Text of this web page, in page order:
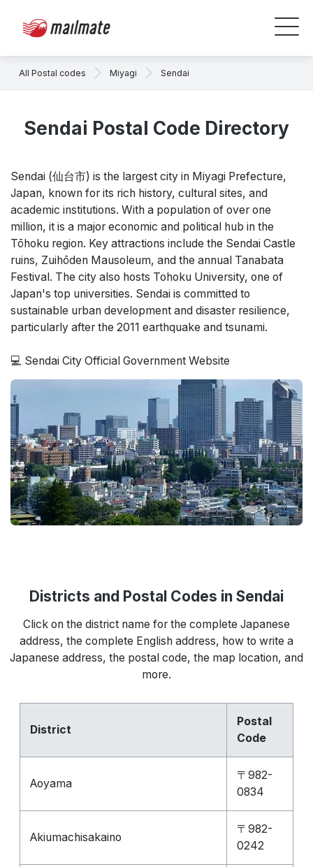
All Postal codes Miyagi Sendai
Sendai Postal Code Directory
Sendai (仙台市) is the largest city in Miyagi Prefecture,
Japan, known for its rich history, cultural sites, and
academic institutions. With a population of over one
million, it is a major economic and political hub in the
Tōhoku region. Key attractions include the Sendai Castle
ruins, Zuihōden Mausoleum, and the annual Tanabata
Festival. The city also hosts Tohoku University, one of
Japan's top universities. Sendai is committed to
sustainable urban development and disaster resilience,
particularly after the 2011 earthquake and tsunami.
💻 Sendai City Official Government Website
Districts and Postal Codes in Sendai
Click on the district name for the complete Japanese
address, the complete English address, how to write a
Japanese address, the postal code, the map location, and
more.
District
Postal
Code
Aoyama
〒982-
0834
Akiumachisakaino
〒982-
0242